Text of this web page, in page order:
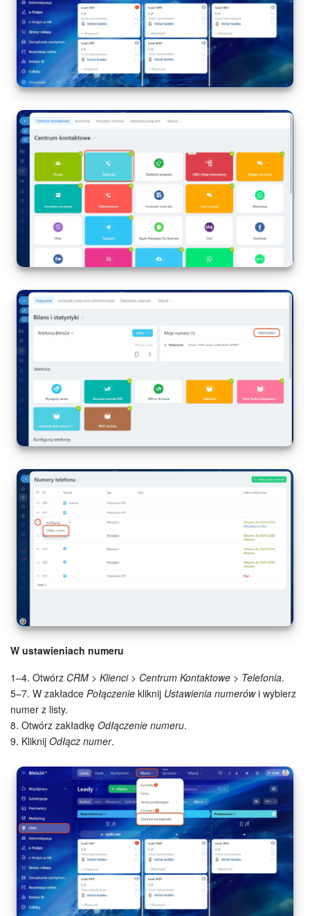
Widżet pracownika
Centrum Kontaktowe
Analityka CRM
Baza Wiedzy
CRM + Sklep internetowy
Wsparcie Bitrix24
AI CoPilot
Bitrix24 On-premise
e-Podpis
e-Podpis w HR
Kreator BI
Sklep online
Workflow
Centrum Sprzedaży
Kwestie ogólne
Collaby
LOGOWANIE
W ustawieniach numeru
1–4. Otwórz CRM > Klienci > Centrum Kontaktowe > Telefonia.
5–7. W zakładce Połączenie kliknij Ustawienia numerówi wybierz
numer z listy.
8. Otwórz zakładkę Odłączenie numeru.
9. Kliknij Odłącz numer.